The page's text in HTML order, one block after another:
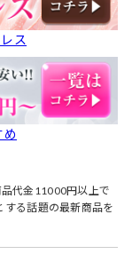
ス
め
代金11000円以上で
る話題の最新商品を